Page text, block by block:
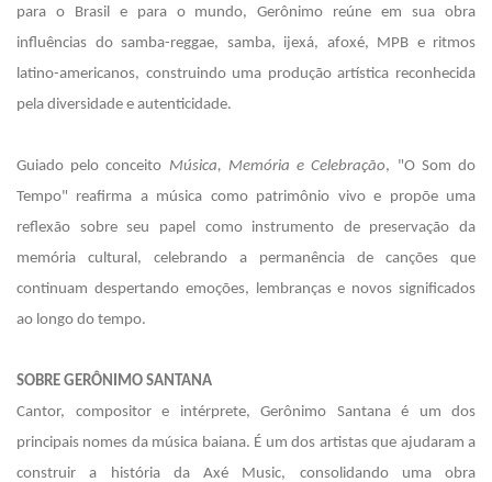
para o Brasil e para o mundo, Gerônimo reúne em sua obra
influências do samba-reggae, samba, ijexá, afoxé, MPB e ritmos
latino-americanos, construindo uma produção artística reconhecida
pela diversidade e autenticidade.
Guiado pelo conceito Música, Memória e Celebração, "O Som do
Tempo" reafirma a música como patrimônio vivo e propõe uma
reflexão sobre seu papel como instrumento de preservação da
memória cultural, celebrando a permanência de canções que
continuam despertando emoções, lembranças e novos significados
ao longo do tempo.
SOBRE GERÔNIMO SANTANA
Cantor, compositor e intérprete, Gerônimo Santana é um dos
principais nomes da música baiana. É um dos artistas que ajudaram a
construir a história da Axé Music, consolidando uma obra